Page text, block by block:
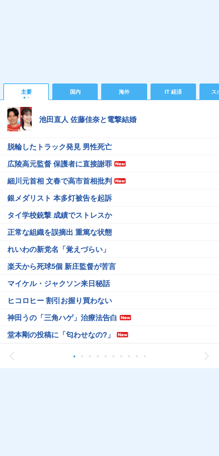
主要 国内 海外 IT 経済 ス
池田直人 佐藤佳奈と電撃結婚
脱輪したトラック発見 男性死亡
広陵高元監督 保護者に直接謝罪
細川元首相 文春で高市首相批判
銀メダリスト 本多灯被告を起訴
タイ学校銃撃 成績でストレスか
正常な組織を誤摘出 重篤な状態
れいわの新党名「覚えづらい」
楽天から死球5個 新庄監督が苦言
マイケル・ジャクソン来日秘話
ヒコロヒー 割引お握り買わない
神田うの「三角ハゲ」治療法告白
堂本剛の投稿に「匂わせなの?」